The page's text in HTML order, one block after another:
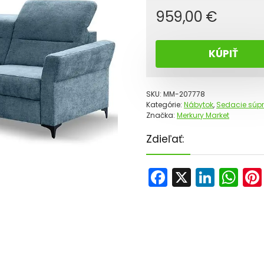
959,00 €
KÚPIŤ
SKU: MM-207778
Kategórie: Nábytok,Sedacie
Značka: Merkury Market
Zdieľať:
F X Li W